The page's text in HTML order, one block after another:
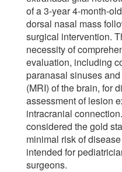
of a 3-year 4-month-
dorsal nasal mass
surgical intervention.
necessity of
evaluation, including
paranasal sinuses
(MRI) of the brain, for
assessment of lesion
intracranial
considered the gold
minimal risk of
intended for
surgeons.